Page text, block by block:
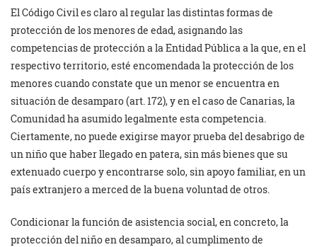
El Código Civil es claro al regular las distintas formas de
protección de los menores de edad, asignando las
competencias de protección a la Entidad Pública a la que, en el
respectivo territorio, esté encomendada la protección de los
menores cuando constate que un menor se encuentra en
situación de desamparo (art. 172), y en el caso de Canarias, la
Comunidad ha asumido legalmente esta competencia.
Ciertamente, no puede exigirse mayor prueba del desabrigo de
un niño que haber llegado en patera, sin más bienes que su
extenuado cuerpo y encontrarse solo, sin apoyo familiar, en un
país extranjero a merced de la buena voluntad de otros.
Condicionar la función de asistencia social, en concreto, la
protección del niño en desamparo, al cumplimento de